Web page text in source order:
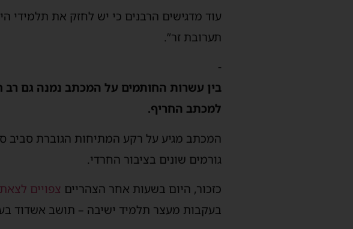
עוד מדגישים הרבנים כי יש לחזק את תלמידי
תערובת זר”.
-
בין עשרות החותמים על המכתב נמנה גם רב
למכתב החריף.
המכתב מגיע על רקע המתיחות הגוברת סביב
גורמים שונים בציבור החרדי.
כזכור, היום בשעות אחר הצהריים צפויים
בעקבות מעצר תלמיד ישיבה – תושב אשדוד